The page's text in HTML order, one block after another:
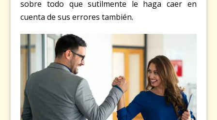
sobre todo que sutilmente le haga caer en
cuenta de sus errores también.